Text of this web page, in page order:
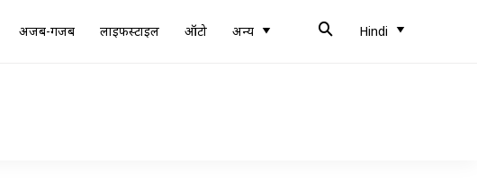
अजब-गजब लाइफस्टाइल ऑटो अन्य Hindi